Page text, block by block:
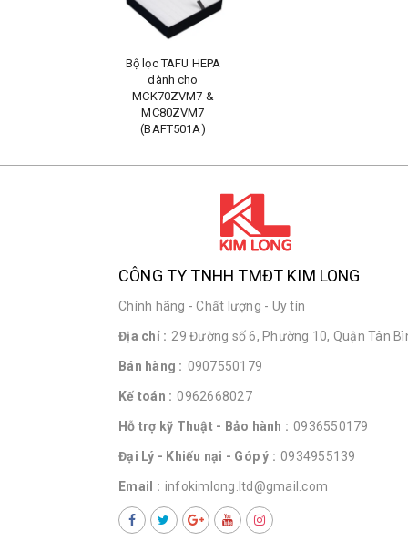
Bộ lọc TAFU HEPA
dành cho
MCK70ZVM7 &
MC80ZVM7
(BAFT501A)
CÔNG TY TNHH TMĐT KIM LONG
Chính hãng - Chất lượng - Uy tín
Địa chỉ : 29 Đường số 6, Phường 10, Quận Tân
Bán hàng : 0907550179
Kế toán : 0962668027
Hỗ trợ kỹ Thuật - Bảo hành : 0936550179
Đại Lý - Khiếu nại - Góp ý : 0934955139
Email : infokimlong.ltd@gmail.com